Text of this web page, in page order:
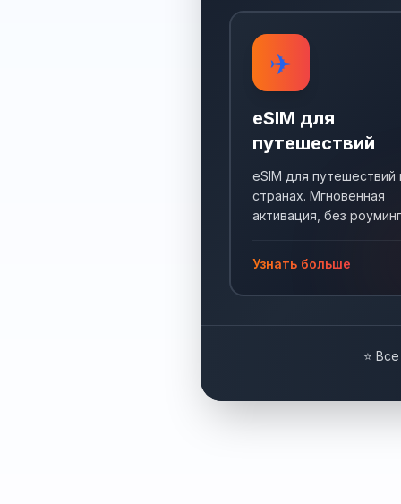
✈️
eSIM для
путешествий
eSIM для путешествий
странах. Мгновенная
активация, без
Узнать больше
⭐